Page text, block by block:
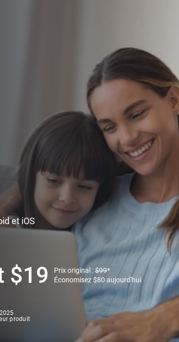
et iOS
$19 Prix original :$99*
Économisez$80 aujourd'hui
produit